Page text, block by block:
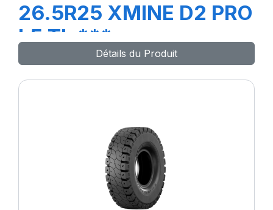
26.5R25 XMINE D2 PRO
L5 TL ***
Détails du Produit